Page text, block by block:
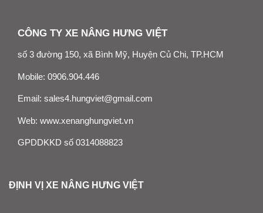
CÔNG TY XE NÂNG HƯNG VIỆT
số 3 đường 150, xã Bình Mỹ, Huyện Củ Chi, TP.HCM
Mobile: 0906.904.446
Email: sales4.hungviet@gmail.com
Web: www.xenanghungviet.vn
GPDDKKD số 0314088823
ĐỊNH VỊ XE NÂNG HƯNG VIỆT